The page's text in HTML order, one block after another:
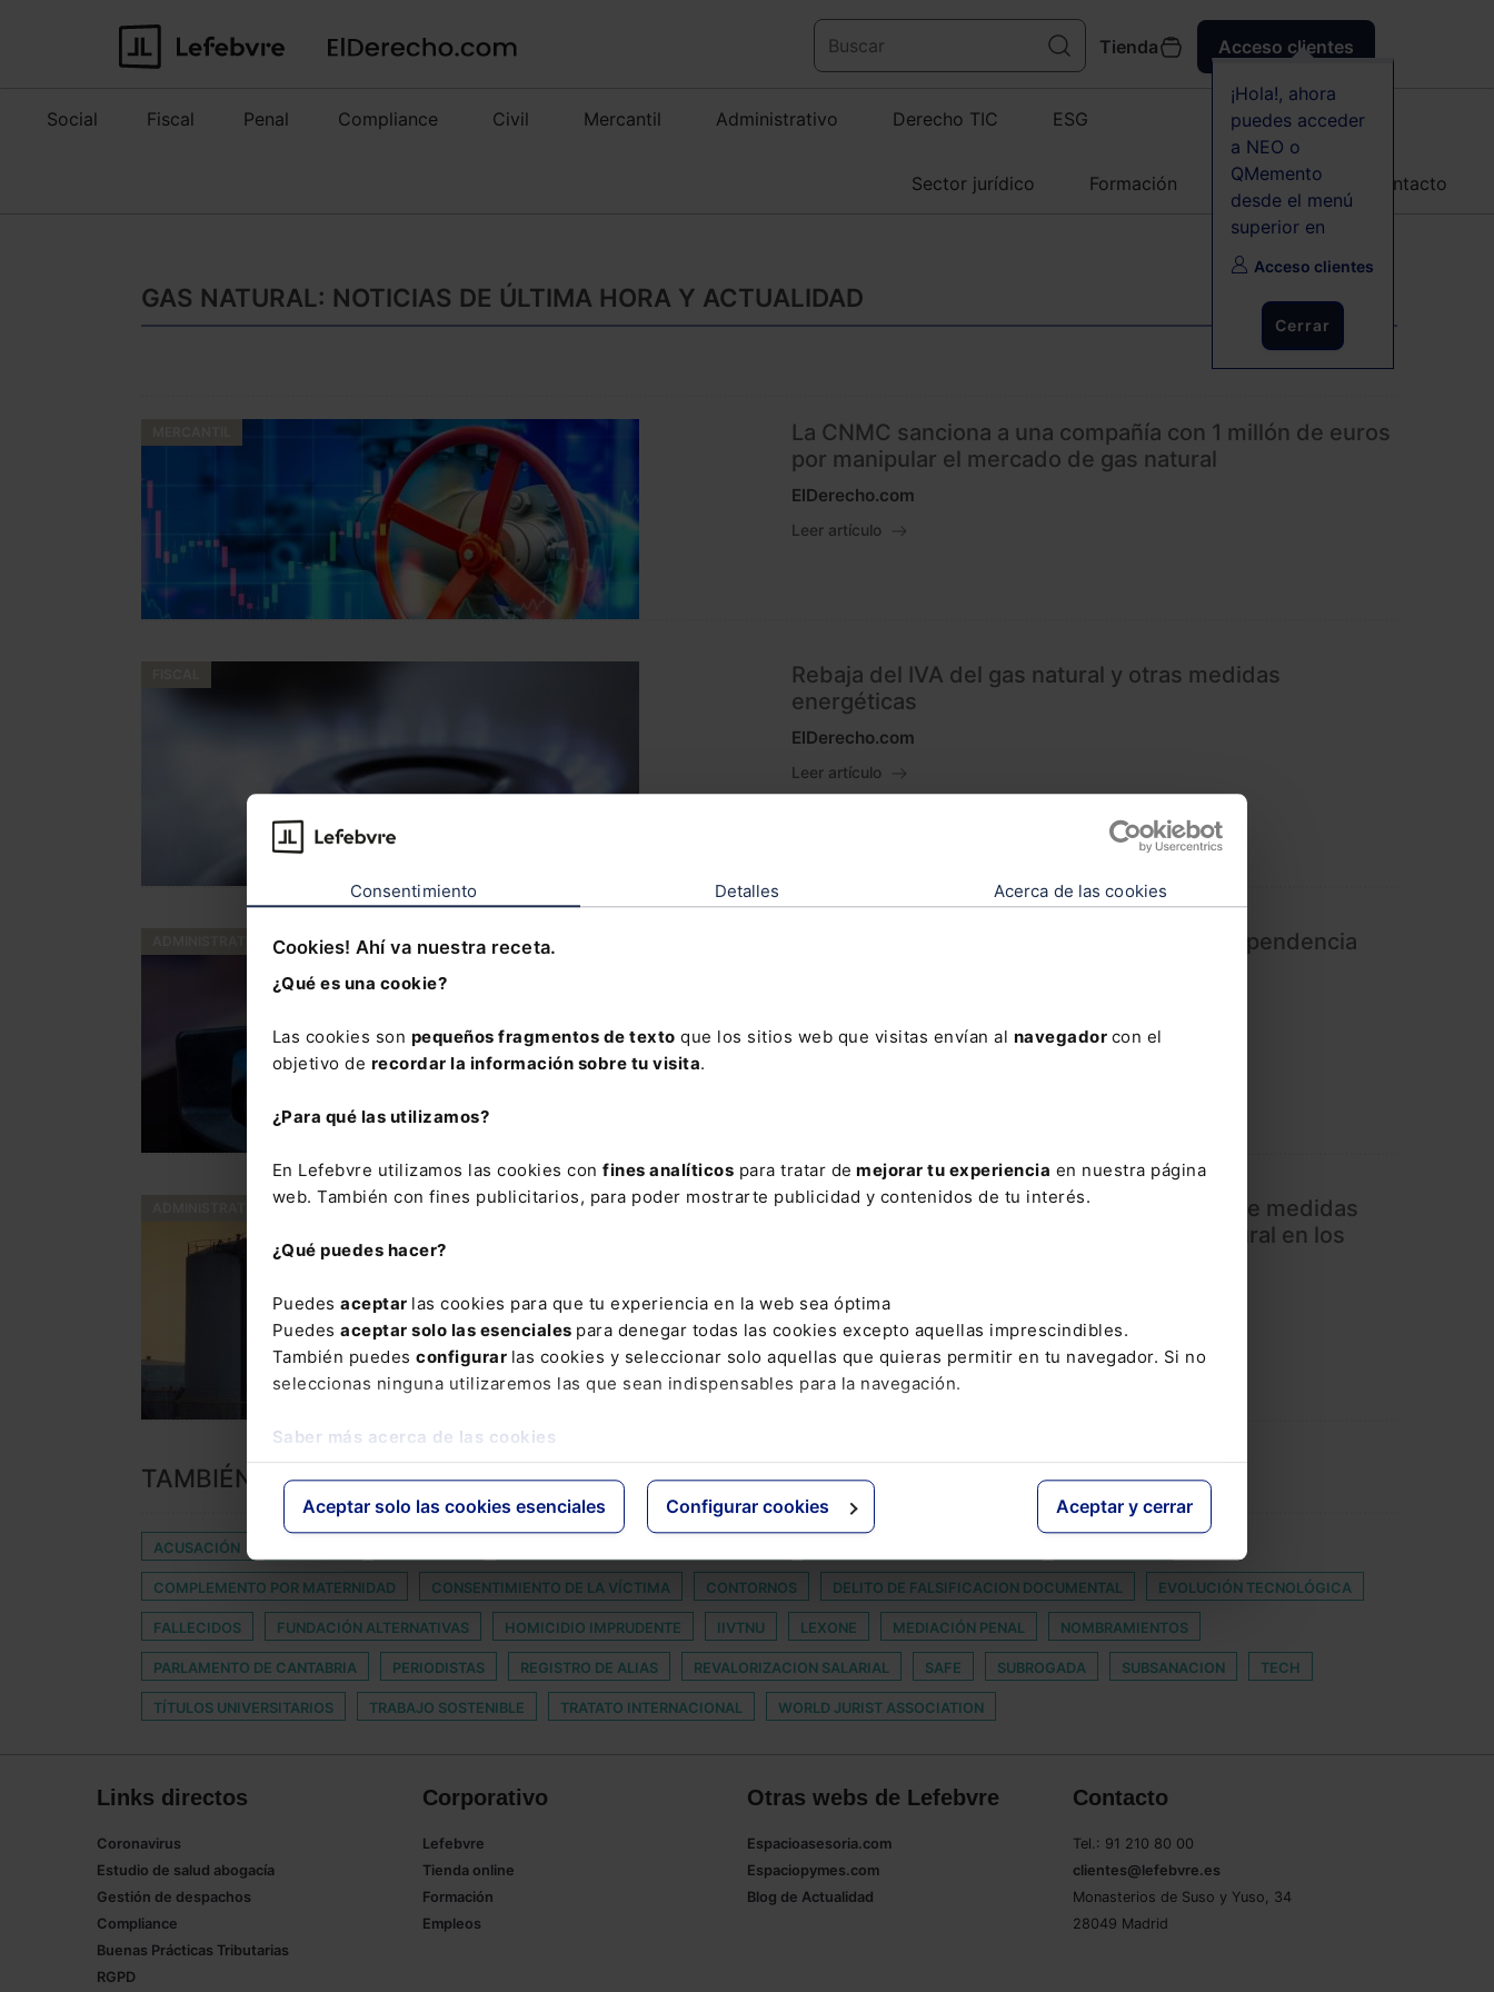
Consentimiento Detalles Acerca de las cookies
Cookies! Ahí va nuestra receta.
¿Qué es una cookie?
Las cookies son pequeños fragmentos de texto que los sitios web que visitas envían al navegador con el
objetivo de recordar la información sobre tu visita.
¿Para qué las utilizamos?
En Lefebvre utilizamos las cookies con fines analíticos para tratar de mejorar tu experiencia en nuestra página
web. También con fines publicitarios, para poder mostrarte publicidad y contenidos de tu interés.
¿Qué puedes hacer?
Puedes aceptar las cookies para que tu experiencia en la web sea óptima
Puedes aceptar solo las esenciales para denegar todas las cookies excepto aquellas imprescindibles.
También puedes configurar las cookies y seleccionar solo aquellas que quieras permitir en tu navegador. Si no
seleccionas ninguna utilizaremos las que sean indispensables para la navegación.
Saber más acerca de las cookies
Aceptar solo las cookies esenciales Configurar cookies Aceptar y cerrar
Tienda Acceso clientes
¡Hola!, ahora
puedes acceder
a NEO o
QMemento
desde el menú
superior en
Acceso clientes
Cerrar
Social Fiscal Penal Compliance Civil Mercantil Administrativo Derecho TIC ESG
Sector jurídico Formación Agenda Contacto
GAS NATURAL: NOTICIAS DE ÚLTIMA HORA Y ACTUALIDAD
La CNMC sanciona a una compañía con 1 millón de euros
por manipular el mercado de gas natural
ElDerecho.com
Leer artículo
Rebaja del IVA del gas natural y otras medidas
energéticas
ElDerecho.com
Leer artículo
Medidas de ahorro y de reducción de la dependencia
Leer artículo
El Congreso convalida el real decreto-ley de medidas
urgentes para mitigar el precio del gas natural en los
ElDerecho.com
Leer artículo
TAMBIÉN TE PUEDE INTERESAR
ACUSACIÓN
COMPLEMENTO POR MATERNIDAD CONSENTIMIENTO DE LA VÍCTIMA CONTORNOS DELITO DE FALSIFICACION DOCUMENTAL EVOLUCIÓN TECNOLÓGICA
FALLECIDOS FUNDACIÓN ALTERNATIVAS HOMICIDIO IMPRUDENTE IIVTNU LEXONE MEDIACIÓN PENAL NOMBRAMIENTOS
PARLAMENTO DE CANTABRIA PERIODISTAS REGISTRO DE ALIAS REVALORIZACION SALARIAL SAFE SUBROGADA SUBSANACION TECH
TÍTULOS UNIVERSITARIOS TRABAJO SOSTENIBLE TRATATO INTERNACIONAL WORLD JURIST ASSOCIATION
Links directos
Coronavirus
Estudio de salud abogacía
Gestión de despachos
Compliance
Buenas Prácticas Tributarias
RGPD
Corporativo
Lefebvre
Tienda online
Formación
Empleos
Otras webs de Lefebvre
Espacioasesoria.com
Espaciopymes.com
Blog de Actualidad
Contacto
Tel.: 91 210 80 00
clientes@lefebvre.es
Monasterios de Suso y Yuso, 34
28049 Madrid